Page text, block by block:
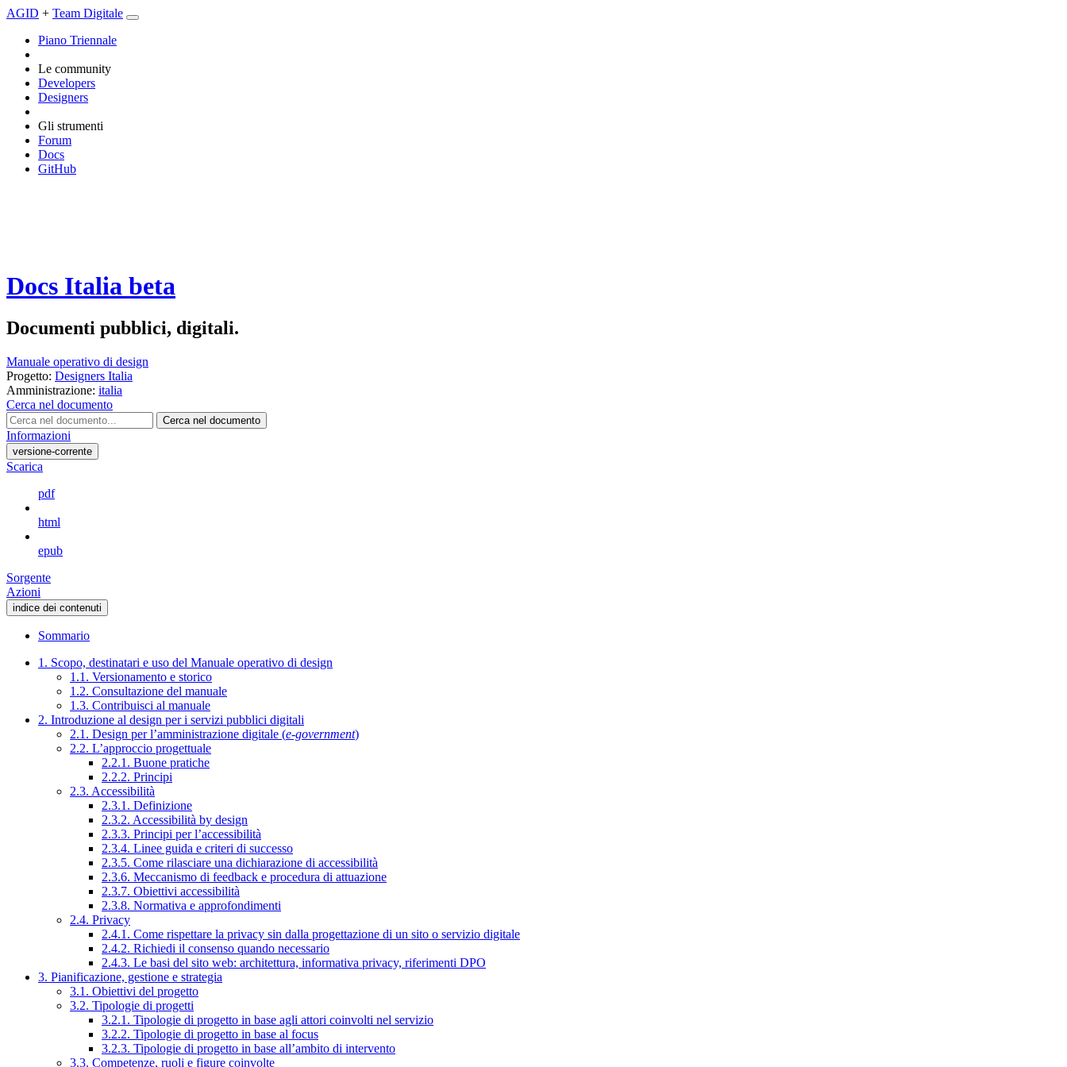
AGID + Team Digitale
Piano Triennale
Le community
Developers
Designers
Gli strumenti
Forum
Docs
GitHub
Docs Italia beta
Documenti pubblici, digitali.
Manuale operativo di design
Progetto: Designers Italia
Amministrazione: italia
Cerca nel documento
Cerca nel documento
Informazioni
versione-corrente
Scarica
pdf
html
epub
Sorgente
Azioni
indice dei contenuti
Sommario
1. Scopo, destinatari e uso del Manuale operativo di design
1.1. Versionamento e storico
1.2. Consultazione del manuale
1.3. Contribuisci al manuale
2. Introduzione al design per i servizi pubblici digitali
2.1. Design per l’amministrazione digitale (e-government)
2.2. L’approccio progettuale
2.2.1. Buone pratiche
2.2.2. Principi
2.3. Accessibilità
2.3.1. Definizione
2.3.2. Accessibilità by design
2.3.3. Principi per l’accessibilità
2.3.4. Linee guida e criteri di successo
2.3.5. Come rilasciare una dichiarazione di accessibilità
2.3.6. Meccanismo di feedback e procedura di attuazione
2.3.7. Obiettivi accessibilità
2.3.8. Normativa e approfondimenti
2.4. Privacy
2.4.1. Come rispettare la privacy sin dalla progettazione di un sito o servizio digitale
2.4.2. Richiedi il consenso quando necessario
2.4.3. Le basi del sito web: architettura, informativa privacy, riferimenti DPO
3. Pianificazione, gestione e strategia
3.1. Obiettivi del progetto
3.2. Tipologie di progetti
3.2.1. Tipologie di progetto in base agli attori coinvolti nel servizio
3.2.2. Tipologie di progetto in base al focus
3.2.3. Tipologie di progetto in base all’ambito di intervento
3.3. Competenze, ruoli e figure coinvolte